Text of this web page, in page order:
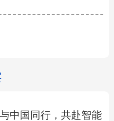
与中国同行，共赴智能